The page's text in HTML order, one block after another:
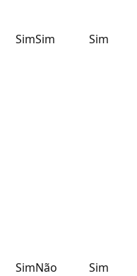
SimSim Sim
SimNão Sim